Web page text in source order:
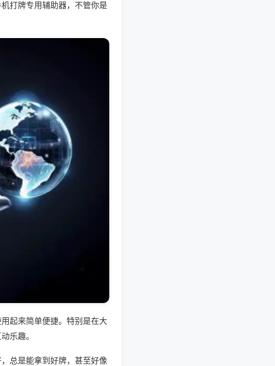
打牌专用辅助器，不管你是
起来简单便捷。特别是在大
乐趣。
总是能拿到好牌，甚至好像